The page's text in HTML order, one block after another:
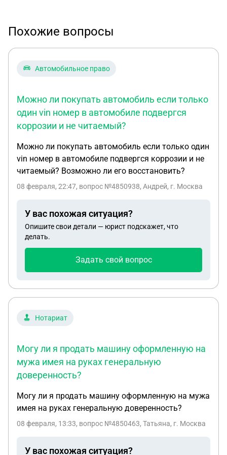
Похожие вопросы
Автомобильное право
Можно ли покупать автомобиль если только
один vin номер в автомобиле подвергся
коррозии и не читаемый?
Можно ли покупать автомобиль если только один
vin номер в автомобиле подвергся коррозии и не
читаемый? Возможно ли его восстановить?
08 февраля, 22:47, вопрос №4850938, Андрей, г. Москва
У вас похожая ситуация?
Опишите свои детали — юрист подскажет, что
делать.
Задать свой вопрос
Нотариат
Могу ли я продать машину оформленную на
мужа имея на руках генеральную
доверенность?
Могу ли я продать машину оформленную на мужа
имея на руках генеральную доверенность?
08 февраля, 13:33, вопрос №4850463, Татьяна, г. Москва
У вас похожая ситуация?